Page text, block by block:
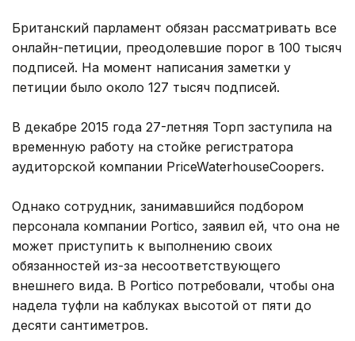
Британский парламент обязан рассматривать все
онлайн-петиции, преодолевшие порог в 100 тысяч
подписей. На момент написания заметки у
петиции было около 127 тысяч подписей.
В декабре 2015 года 27-летняя Торп заступила на
временную работу на стойке регистратора
аудиторской компании PriceWaterhouseCoopers.
Однако сотрудник, занимавшийся подбором
персонала компании Portico, заявил ей, что она не
может приступить к выполнению своих
обязанностей из-за несоответствующего
внешнего вида. В Portico потребовали, чтобы она
надела туфли на каблуках высотой от пяти до
десяти сантиметров.